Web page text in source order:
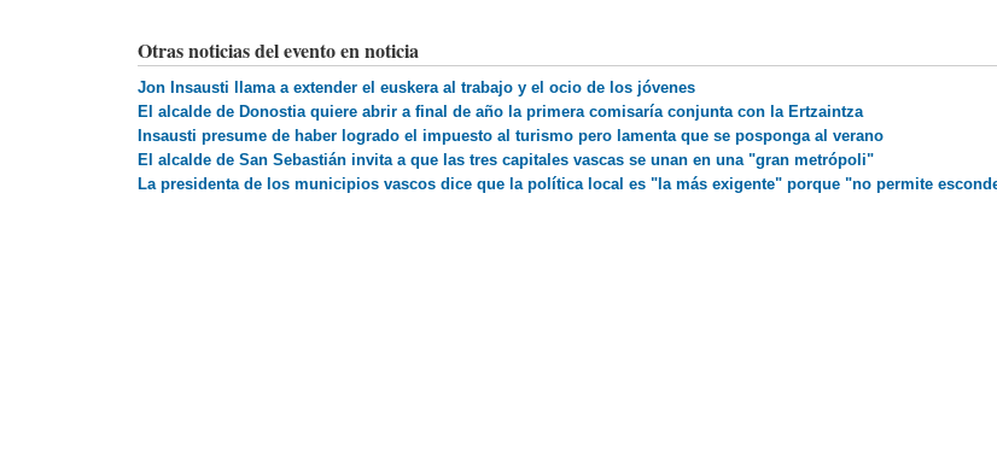
Otras noticias del evento en noticia
Jon Insausti llama a extender el euskera al trabajo y el ocio de los jóvenes
El alcalde de Donostia quiere abrir a final de año la primera comisaría conjunta con la Ertzaintza
Insausti presume de haber logrado el impuesto al turismo pero lamenta que se posponga al verano
El alcalde de San Sebastián invita a que las tres capitales vascas se unan en una "gran metrópoli"
La presidenta de los municipios vascos dice que la política local es "la más exigente" porque "no permite